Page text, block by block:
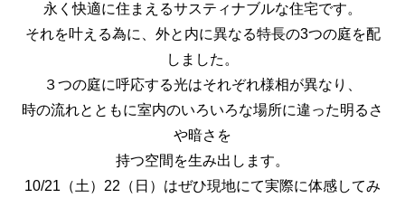
永く快適に住まえるサスティナブルな住宅です。
それを叶える為に、外と内に異なる特長の3つの庭を配
しました。
３つの庭に呼応する光はそれぞれ様相が異なり、
時の流れとともに室内のいろいろな場所に違った明るさ
や暗さを
持つ空間を生み出します。
10/21（土）22（日）はぜひ現地にて実際に体感してみ